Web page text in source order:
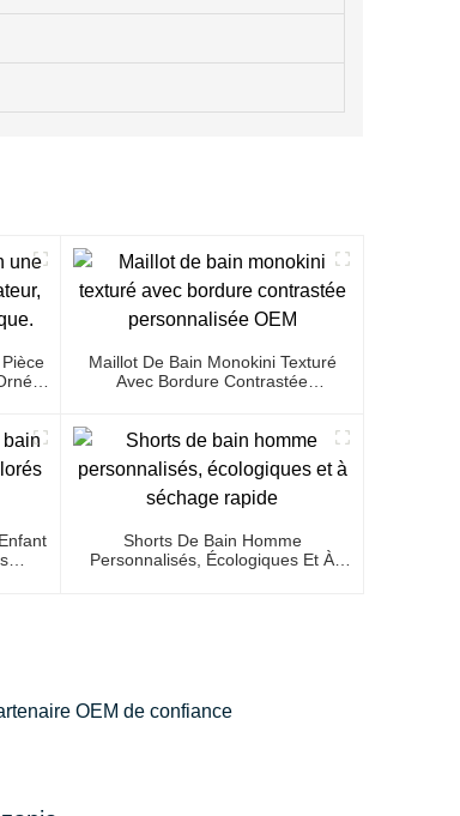
Maillot De Bain Monokini Texturé
Avec Bordure Contrastée
Shorts De Bain Homme
Personnalisés, Écologiques Et À
OEM de confiance